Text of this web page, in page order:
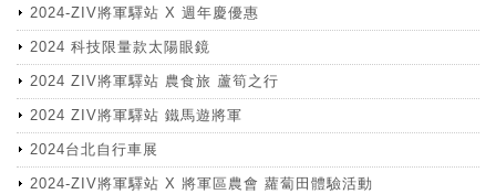
2024-ZIV將軍驛站 X 週年慶優惠
2024 科技限量款太陽眼鏡
2024 ZIV將軍驛站 農食旅 蘆筍之行
2024 ZIV將軍驛站 鐵馬遊將軍
2024台北自行車展
2024-ZIV將軍驛站 X 將軍區農會 蘿蔔田體驗活動